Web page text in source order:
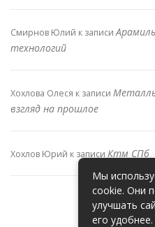
Смирнов Юлий к записи
технологий
Хохлова Олеся к записи
взгляд на прошлое
Хохлов Юрий к записи Ктм СПб
Мы
cookie. Они
улучшать
его удобнее.